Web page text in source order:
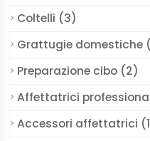
Coltelli (3)
Grattugie domestiche
Preparazione cibo (2)
Affettatrici
Accessori affettatrici